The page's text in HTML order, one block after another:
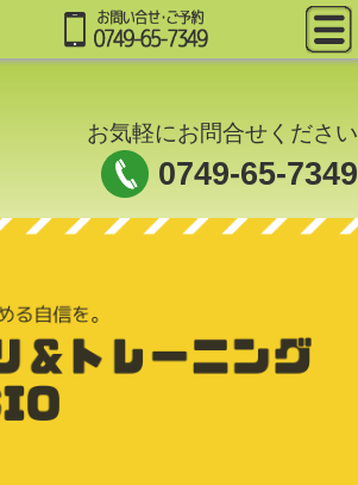
お気軽にお問合せください
0749-65-7349